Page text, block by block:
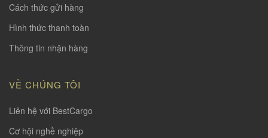
Cách thức gửi hàng
Hình thức thanh toàn
Thông tin nhận hàng
VỀ CHÚNG TÔI
Liên hệ với BestCargo
Cơ hội nghề nghiệp